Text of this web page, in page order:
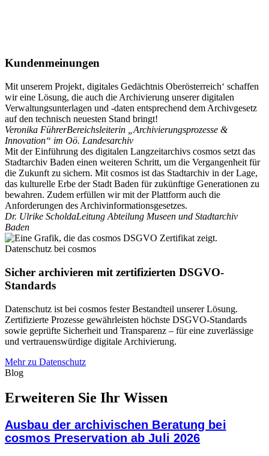
Kundenmeinungen
Mit unserem Projekt‚ digitales Gedächtnis Oberösterreich‘ schaffen
wir eine Lösung, die auch die Archivierung unserer digitalen
Verwaltungsunterlagen und -daten entsprechend dem Archivgesetz
auf den technisch neuesten Stand bringt!
Veronika FührerBereichsleiterin „Archivierungsprozesse &
Innovation“ im Oö. Landesarchiv
Mit der Einführung des digitalen Langzeitarchivs cosmos setzt das
Stadtarchiv Baden einen weiteren Schritt, um die Vergangenheit für
die Zukunft zu sichern. Mit cosmos ist das Stadtarchiv in der Lage,
das kulturelle Erbe der Stadt Baden für zukünftige Generationen zu
bewahren. Zudem erfüllen wir mit der Plattform auch die
Anforderungen des Archivinformationsgesetzes.
Dr. Ulrike ScholdaLeitung Abteilung Museen und Stadtarchiv
Baden
Datenschutz bei cosmos
Sicher archivieren mit zertifizierten DSGVO-
Standards
Datenschutz ist bei cosmos fester Bestandteil unserer Lösung.
Zertifizierte Prozesse gewährleisten höchste DSGVO-Standards
sowie geprüfte Sicherheit und Transparenz – für eine zuverlässige
und vertrauenswürdige digitale Archivierung.
Mehr zu Datenschutz
Blog
Erweiteren Sie Ihr Wissen
Ausbau der archivischen Beratung bei
cosmos Preservation ab Juli 2026